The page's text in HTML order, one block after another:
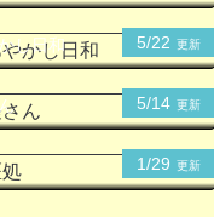
し日和 5/22 更新
5/14 更新
1/29 更新